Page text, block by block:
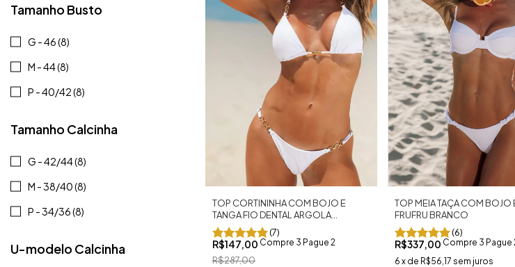
Tamanho Busto
G - 46 (8)
M - 44 (8)
P - 40/42 (8)
Tamanho Calcinha
G - 42/44 (8)
M - 38/40 (8)
P - 34/36 (8)
U-modelo Calcinha
TOP CORTININHA COM BOJO E
TANGA FIO DENTAL ARGOLA
BRANCO
(7)
R$147,00 Compre 3 Pague 2
R$287,00
TOP MEIA TAÇA COM BOJO
FRUFRU BRANCO
(6)
R$337,00 Compre 3 Pague
6 x de R$56,17 sem juros